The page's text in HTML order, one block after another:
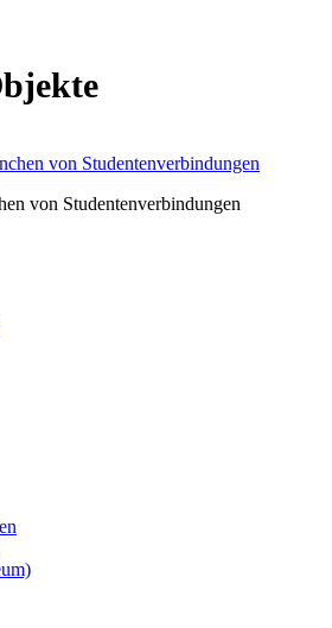
von Studentenverbindungen